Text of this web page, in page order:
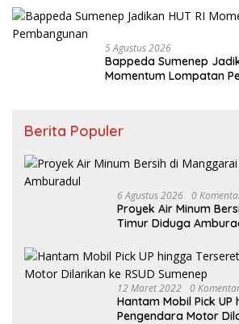
5 Agustus 2026
Bappeda Sumenep
Momentum Lompatan
Berita Populer
6 Agustus 2026 0
Proyek Air Minum
Timur Diduga
12 Maret 2022 0
Hantam Mobil Pick UP
Pengendara Motor